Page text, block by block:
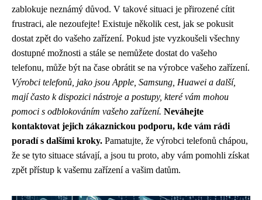
zablokuje neznámý důvod. V takové situaci je přirozené cítit
frustraci, ale nezoufejte! Existuje několik cest, jak se pokusit
dostat zpět do vašeho zařízení. Pokud jste vyzkoušeli všechny
dostupné možnosti a stále se nemůžete dostat do vašeho
telefonu, může být na čase obrátit se na výrobce vašeho zařízení.
Výrobci telefonů, jako jsou Apple, Samsung, Huawei a další,
mají často k dispozici nástroje a postupy, které vám mohou
pomoci s odblokováním vašeho zařízení. Neváhejte
kontaktovat jejich zákaznickou podporu, kde vám rádi
poradí s dalšími kroky. Pamatujte, že výrobci telefonů chápou,
že se tyto situace stávají, a jsou tu proto, aby vám pomohli získat
zpět přístup k vašemu zařízení a vašim datům.